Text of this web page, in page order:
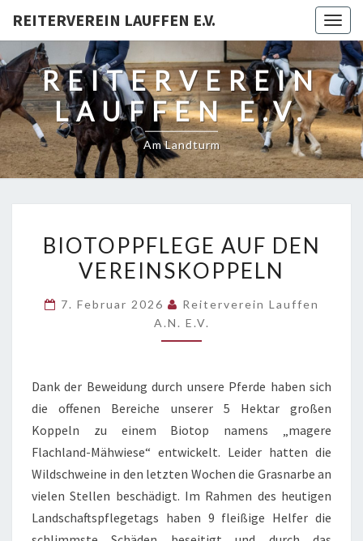
REITERVEREIN LAUFFEN E.V.
REITERVEREIN
LAUFFEN E.V.
Am Landturm
AUF
DEN
BIOTOPPFLEGE AUF DEN
VEREINSKOPPELN
7. Februar 2026
Reiterverein Lauffen
A.N. E.V.
Dank der Beweidung durch unsere Pferde haben sich
die offenen Bereiche unserer 5 Hektar großen
Koppeln zu einem Biotop namens „magere
Flachland-Mähwiese“ entwickelt. Leider hatten die
Wildschweine in den letzten Wochen die Grasnarbe an
vielen Stellen beschädigt. Im Rahmen des heutigen
Landschaftspflegetags haben 9 fleißige Helfer die